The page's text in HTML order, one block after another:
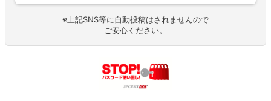
※上記SNS等に自動投稿はされませんので
ご安心ください。